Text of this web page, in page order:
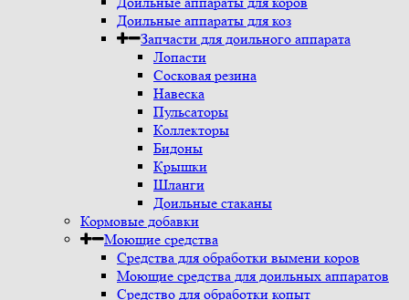
Доильные аппараты для коз
Запчасти для доильного аппарата
Лопасти
Сосковая резина
Навеска
Пульсаторы
Коллекторы
Бидоны
Крышки
Шланги
Доильные стаканы
Кормовые добавки
Моющие средства
Средства для обработки вымени коров
Моющие средства для доильных аппаратов
Средство для обработки копыт